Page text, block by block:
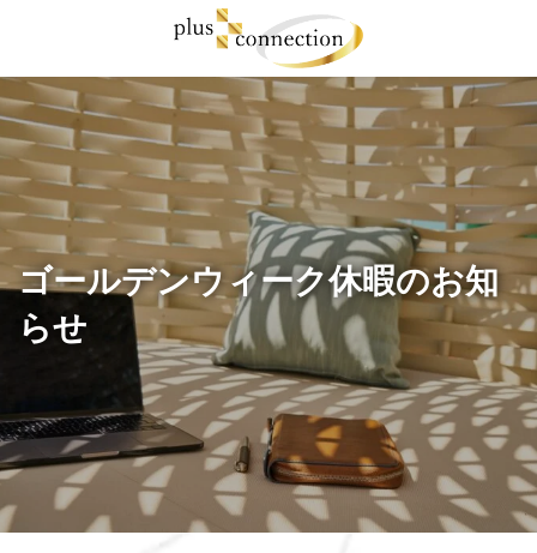
ン
ツ
へ
ス
キ
ッ
ー
シ
ョ
ン
に
移
ゴールデンウィーク休暇のお知
らせ